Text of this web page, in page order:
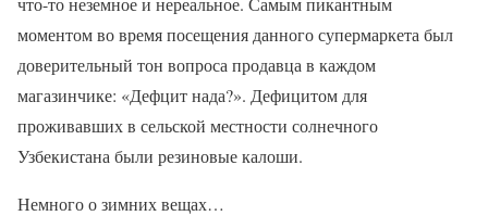
моментом во время посещения данного супермаркета был
доверительный тон вопроса продавца в каждом
магазинчике: «Дефцит нада?». Дефицитом для
проживавших в сельской местности солнечного
Узбекистана были резиновые калоши.
Немного о зимних вещах…